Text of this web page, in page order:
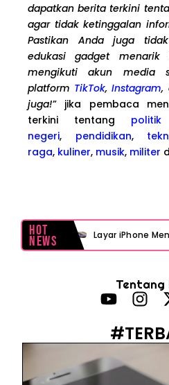
dapatkan berita terkini
agar tidak ketinggalan
Pastikan Anda juga
edukasi gadget menarik
mengikuti akun media
platform TikTok,Instagram,
juga!” jika pembaca
terkini tentang
negeri, pendidikan,
raga, kuliner, musik, militer
Hot
News
Tentang